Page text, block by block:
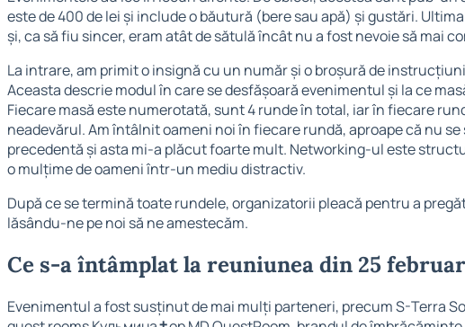
este de 400 de lei și include o băutură (bere sau apă) și gustări.
și, ca să fiu sincer, eram atât de sătulă încât nu a fost nevoie să mai
La intrare, am primit o insignă cu un număr și o broșură de
Aceasta descrie modul în care se desfășoară evenimentul și la ce
Fiecare masă este numerotată, sunt 4 runde în total, iar în fiecare
neadevărul. Am întâlnit oameni noi în fiecare rundă, aproape că nu
precedentă și asta mi-a plăcut foarte mult. Networking-ul este
o mulțime de oameni într-un mediu distractiv.
După ce se termină toate rundele, organizatorii pleacă pentru a
lăsându-ne pe noi să ne amestecăm.
Ce s-a întâmplat la reuniunea din 25
Evenimentul a fost susținut de mai mulți parteneri, precum S-Terra